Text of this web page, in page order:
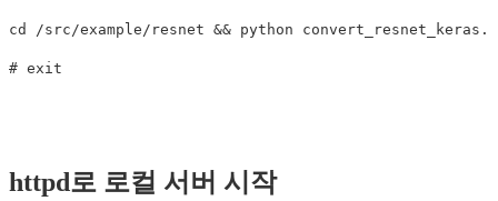
cd /src/example/resnet && python
httpd로 로컬 서버 시작